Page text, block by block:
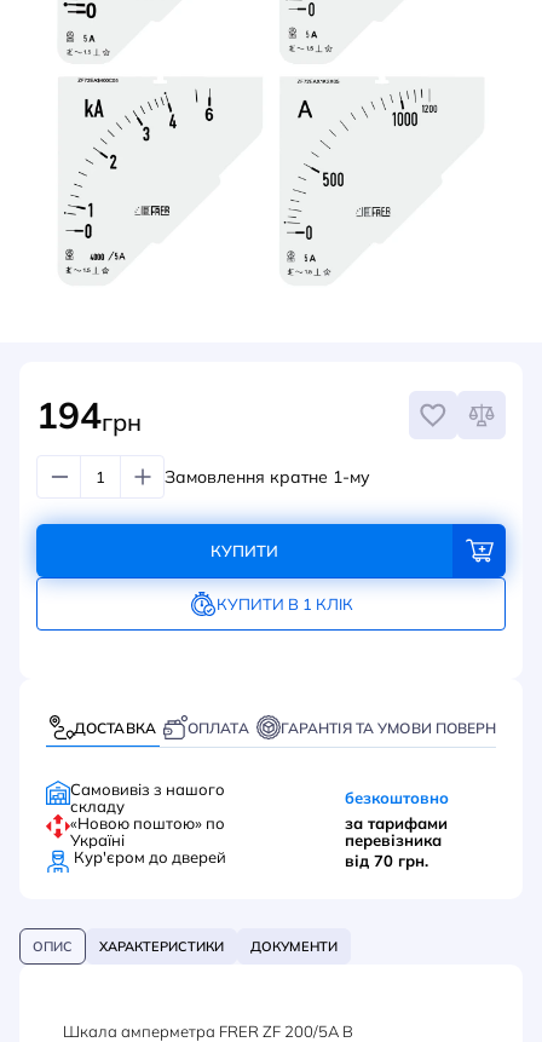
НОВИНИ
СИСТЕМИ ШИНОПРОВОДІВ ТА СТРУМОПРОВОДІВ
194грн
Замовлення кратне 1-му
КУПИТИ
КУПИТИ В 1 КЛІК
ДОСТАВКА ОПЛАТА ГАРАНТІЯ ТА УМОВИ ПОВЕРНЕННЯ
Самовивіз з нашого
складу
безкоштовно
«Новою поштою» по
Україні
за тарифами
перевізника
Кур'єром до дверей від 70 грн.
ОПИС ХАРАКТЕРИСТИКИ ДОКУМЕНТИ
Шкала амперметра FRER ZF 200/5А В